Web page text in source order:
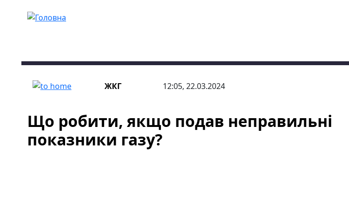
ЖКГ 12:05, 22.03.2024
Що робити, якщо подав неправильні
показники газу?